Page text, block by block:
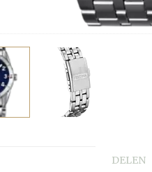
DELEN